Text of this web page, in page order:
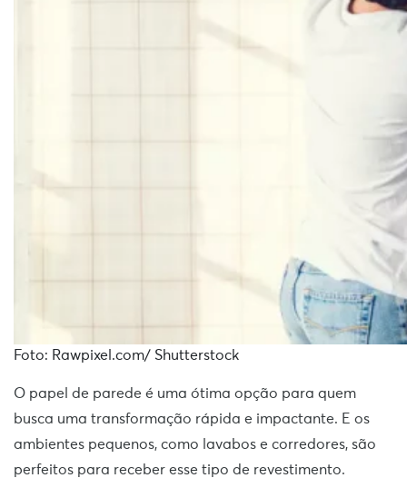
Foto: Rawpixel.com/ Shutterstock
O papel de parede é uma ótima opção para quem
busca uma transformação rápida e impactante. E os
ambientes pequenos, como lavabos e corredores, são
perfeitos para receber esse tipo de revestimento.